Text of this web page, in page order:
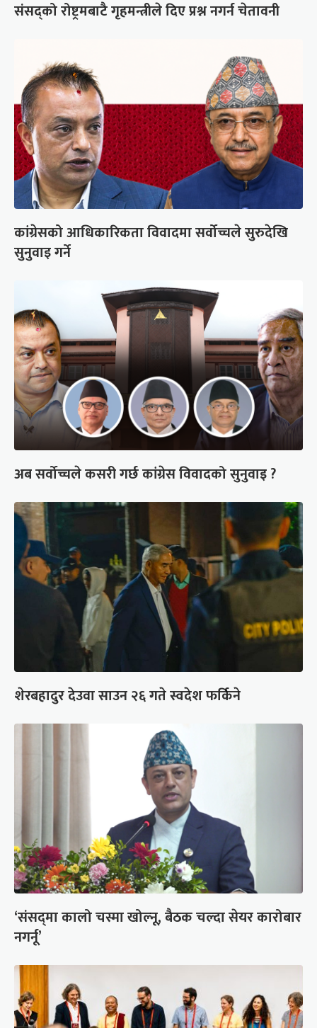
संसद्को रोष्ट्रमबाटै गृहमन्त्रीले दिए प्रश्न नगर्न चेतावनी
कांग्रेसको आधिकारिकता विवादमा सर्वोच्चले सुरुदेखि
सुनुवाइ गर्ने
अब सर्वोच्चले कसरी गर्छ कांग्रेस विवादको सुनुवाइ ?
शेरबहादुर देउवा साउन २६ गते स्वदेश फर्किने
‘संसद्‍मा कालो चस्मा खोल्नू, बैठक चल्दा सेयर कारोबार
नगर्नू’